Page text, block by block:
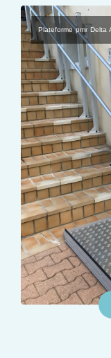
Plateforme pmr Delta